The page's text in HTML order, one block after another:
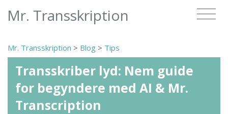
Mr. Transskription
Mr. Transskription > Blog > Tips
Transskriber lyd: Nem guide
for begyndere med AI & Mr.
Transcription